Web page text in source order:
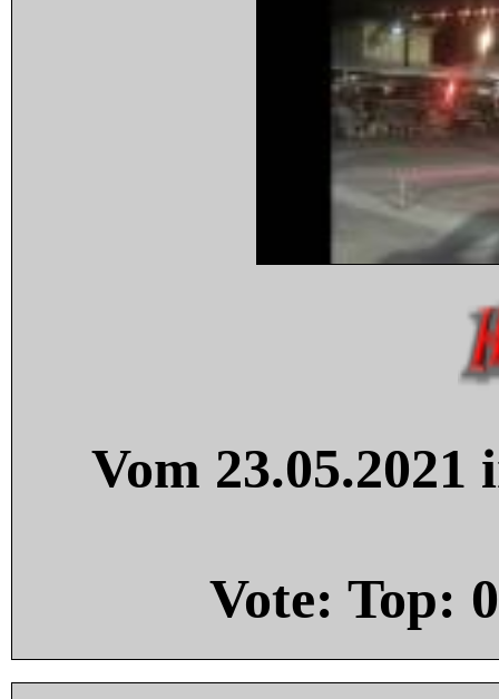
Vom
Vote: Top: 0